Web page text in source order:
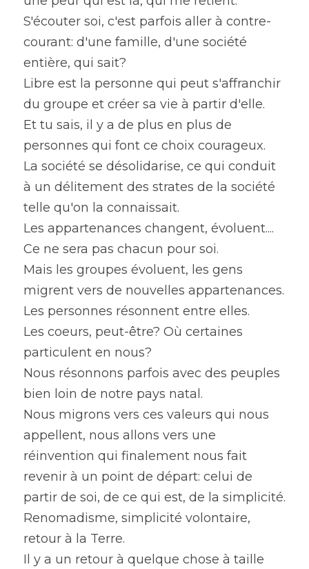
S'écouter soi, c'est parfois aller à contre-
courant: d'une famille, d'une société
entière, qui sait?
Libre est la personne qui peut s'affranchir
du groupe et créer sa vie à partir d'elle.
Et tu sais, il y a de plus en plus de
personnes qui font ce choix courageux.
La société se désolidarise, ce qui conduit
à un délitement des strates de la société
telle qu'on la connaissait.
Les appartenances changent, évoluent....
Ce ne sera pas chacun pour soi.
Mais les groupes évoluent, les gens
migrent vers de nouvelles appartenances.
Les personnes résonnent entre elles.
Les coeurs, peut-être? Où certaines
particulent en nous?
Nous résonnons parfois avec des peuples
bien loin de notre pays natal.
Nous migrons vers ces valeurs qui nous
appellent, nous allons vers une
réinvention qui finalement nous fait
revenir à un point de départ: celui de
partir de soi, de ce qui est, de la simplicité.
Renomadisme, simplicité volontaire,
retour à la Terre.
Il y a un retour à quelque chose à taille